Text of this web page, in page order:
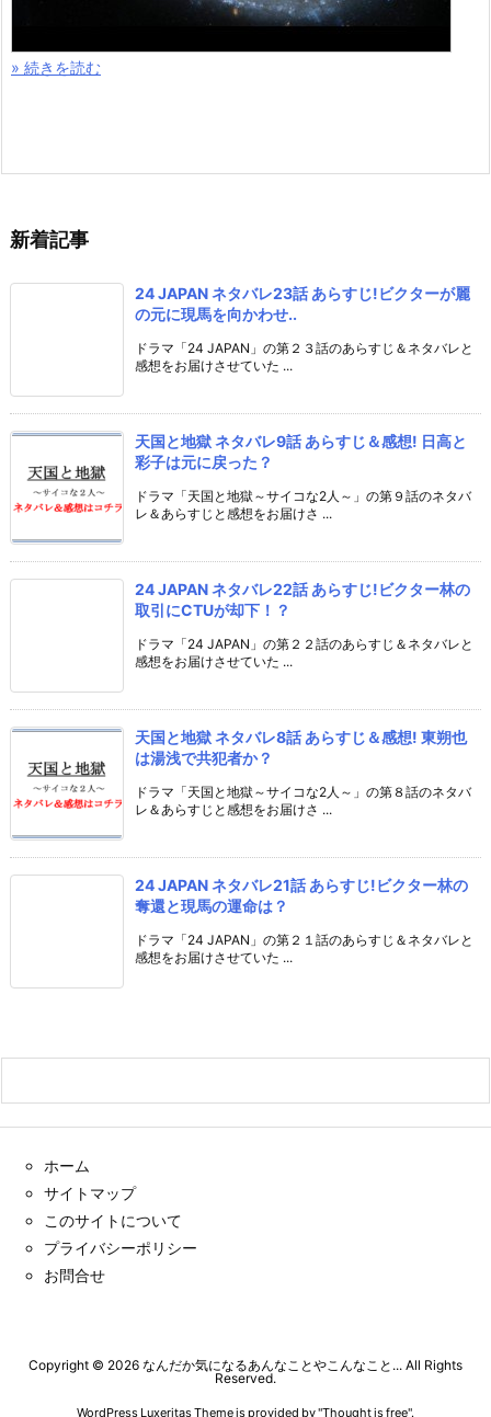
» 続きを読む
新着記事
24 JAPAN ネタバレ23話 あらすじ!ビクターが麗
の元に現馬を向かわせ..
ドラマ「24 JAPAN」の第２３話のあらすじ＆ネタバレと
感想をお届けさせていた ...
天国と地獄 ネタバレ9話 あらすじ＆感想! 日高と
彩子は元に戻った？
ドラマ「天国と地獄～サイコな2人～」の第９話のネタバ
レ＆あらすじと感想をお届けさ ...
24 JAPAN ネタバレ22話 あらすじ!ビクター林の
取引にCTUが却下！？
ドラマ「24 JAPAN」の第２２話のあらすじ＆ネタバレと
感想をお届けさせていた ...
天国と地獄 ネタバレ8話 あらすじ＆感想! 東朔也
は湯浅で共犯者か？
ドラマ「天国と地獄～サイコな2人～」の第８話のネタバ
レ＆あらすじと感想をお届けさ ...
24 JAPAN ネタバレ21話 あらすじ!ビクター林の
奪還と現馬の運命は？
ドラマ「24 JAPAN」の第２１話のあらすじ＆ネタバレと
感想をお届けさせていた ...
ホーム
サイトマップ
このサイトについて
プライバシーポリシー
お問合せ
Copyright © 2026 なんだか気になるあんなことやこんなこと... All Rights
Reserved.
WordPress Luxeritas Theme is provided by "Thought is free".